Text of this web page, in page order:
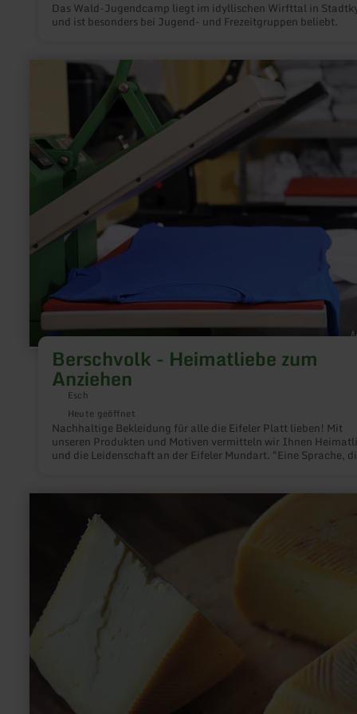
Das Wald-Jugendcamp liegt im idyllischen Wirfttal in
und ist besonders bei Jugend- und Frezeitgruppen beliebt.
Berschvolk - Heimatliebe zum
Anziehen
Esch
Heute geöffnet
Nachhaltige Bekleidung für alle die Eifeler Platt lieben! Mit
unseren Produkten und Motiven vermitteln wir Ihnen
und die Leidenschaft an der Eifeler Mundart. "Eine Sprache,
Heimatliebe
zum
Anziehen
Hofkäserei